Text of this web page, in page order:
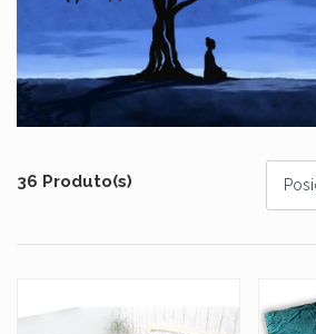
36 Produto(s)